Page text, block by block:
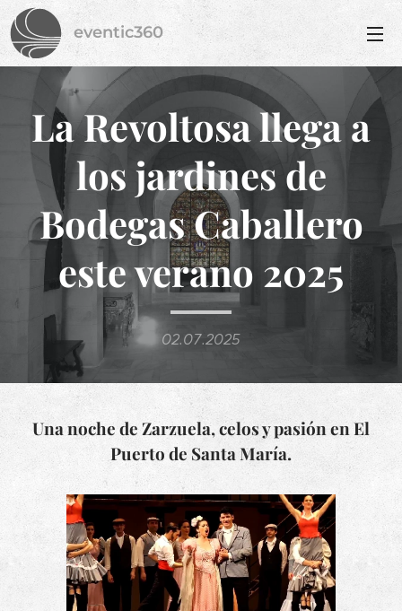
eventic360
La Revoltosa llega a
los jardines de
Bodegas Caballero
este verano 2025
02.07.2025
Una noche de Zarzuela, celos y pasión en El
Puerto de Santa María.